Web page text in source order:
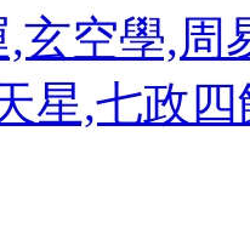
玄空學,周
星,七政